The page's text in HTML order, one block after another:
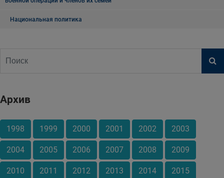
Национальная политика
Архив
1998 1999 2000 2001 2002 2003
2004 2005 2006 2007 2008 2009
2010 2011 2012 2013 2014 2015